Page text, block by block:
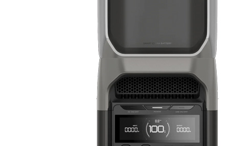
Jeux jouets
Animaux en camping-car
J'aime Camping-car Plus
VW collection
EQUIPEMENT EXTERIEUR
EXTERIEUR CABINE & CELLULE
Cales et stabilisation
Vérins de stabilisation
Rétroviseurs et lentilles
Bavettes de protections
Embout d'échappement
Renforts de suspension
Jantes,Pneus,Roues et accessoires
Pièces détachées équipement